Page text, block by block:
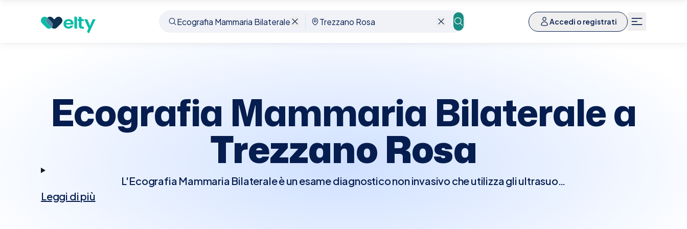
Accedi o registrati
Prenota visita Ecografia Mammaria Bilaterale Trezzano Rosa
Ecografia Mammaria Bilaterale a
Trezzano Rosa
L'Ecografia Mammaria Bilaterale è un esame diagnostico non invasivo che utilizza gli ultrasuoni
Leggi di più